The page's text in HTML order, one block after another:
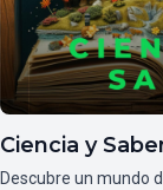
Ciencia y
Descubre un mundo